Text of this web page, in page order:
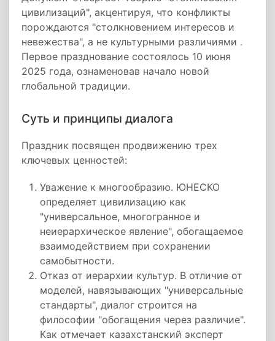
цивилизаций", акцентируя, что конфликты
порождаются "столкновением интересов и
невежества", а не культурными различиями .
Первое празднование состоялось 10 июня
2025 года, ознаменовав начало новой
глобальной традиции.
Суть и принципы диалога
Праздник посвящен продвижению трех
ключевых ценностей:
Уважение к многообразию. ЮНЕСКО
определяет цивилизацию как
"универсальное, многогранное и
неиерархическое явление", обогащаемое
взаимодействием при сохранении
самобытности.
Отказ от иерархии культур. В отличие от
моделей, навязывающих "универсальные
стандарты", диалог строится на
философии "обогащения через различие".
Как отмечает казахстанский эксперт